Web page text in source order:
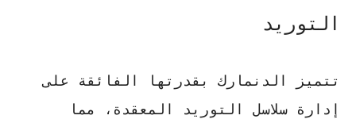
التوريد
تتميز الدنمارك بقدرتها الفائقة على
إدارة سلاسل التوريد المعقدة، مما